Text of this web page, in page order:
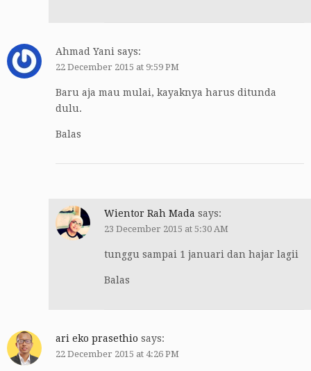
Ahmad Yani says:
22 December 2015 at 9:59 PM
Baru aja mau mulai, kayaknya harus ditunda
dulu.
Balas
Wientor Rah Mada says:
23 December 2015 at 5:30 AM
tunggu sampai 1 januari dan hajar lagii
Balas
ari eko prasethio says:
22 December 2015 at 4:26 PM